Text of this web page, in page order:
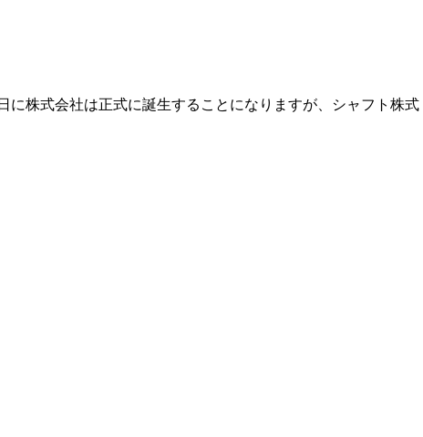
株式会社は正式に誕生することになりますが、シャフト株式